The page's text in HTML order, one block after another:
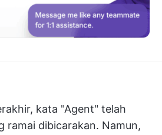
kata "Agent" telah
ramai dibicarakan. Namun,